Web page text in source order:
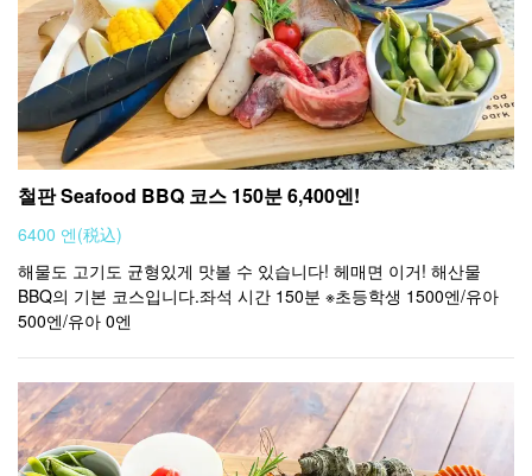
철판 Seafood BBQ 코스 150분 6,400엔!
6400 엔(税込)
해물도 고기도 균형있게 맛볼 수 있습니다! 헤매면 이거! 해산물
BBQ의 기본 코스입니다.좌석 시간 150분 ※초등학생 1500엔/유아
500엔/유아 0엔